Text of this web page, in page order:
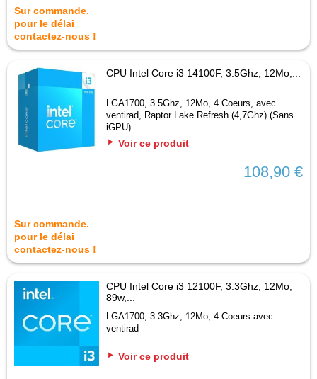
Sur commande.
pour le délai
contactez-nous !
CPU Intel Core i3 14100F, 3.5Ghz, 12Mo,...
LGA1700, 3.5Ghz, 12Mo, 4 Coeurs, avec
ventirad, Raptor Lake Refresh (4,7Ghz) (Sans
iGPU)
Voir ce produit
108,90 €
Sur commande.
pour le délai
contactez-nous !
CPU Intel Core i3 12100F, 3.3Ghz, 12Mo,
89w,...
LGA1700, 3.3Ghz, 12Mo, 4 Coeurs avec
ventirad
Voir ce produit